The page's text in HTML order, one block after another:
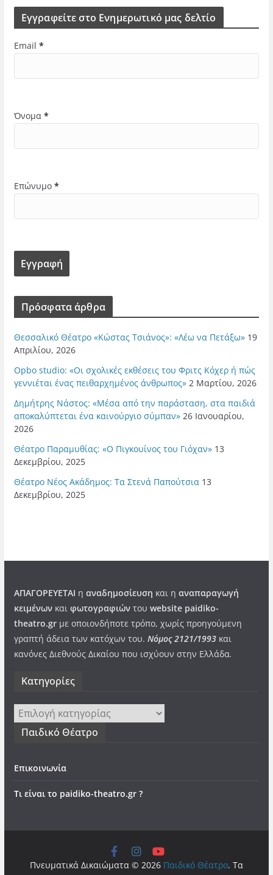
Εγγραφείτε στο Ενημερωτικό μας δελτίο
Email *
Όνομα *
Επώνυμο *
Πρόσφατα άρθρα
Θεσσαλικό Θέατρο «Κώστας Τσιάνος»: «Λέω να Πετάξω» 19
Απριλίου, 2026
Opbo studio: «Οι σχολικές εκθέσεις του Φριτς Κόχερ ή πώς
γεννιέται ένας πειθαρχημένος άνθρωπος» 2 Μαρτίου, 2026
Δημήτρης Νάστος: «Μέσα από την παράσταση, στα παιδιά
αποκαλύπτεται ένα καινούργιο σύμπαν» 26 Ιανουαρίου,
2026
Θέατρο Παραμυθίας: «Ο Πιγκουίνος του Γιόχαν» 13
Δεκεμβρίου, 2025
Θέατρο Νέος Ακάδημος: Τα Στενά Παπούτσια 13
Δεκεμβρίου, 2025
ΑΠΑΓΟΡΕΥΕΤΑΙ η αναδημοσίευση και η αναπαραγωγή
κειμένωνκαι φωτογραφιώντου website paidiko-
theatro.grμε οποιονδήποτε τρόπο, χωρίς προηγούμενη
γραπτή άδεια των κατόχων του. Νόμος 2121/1993και
κανόνες Διεθνούς Δικαίου που ισχύουν στην Ελλάδα.
Kατηγορίες
Kατηγορίες
Παιδικό Θέατρο
Επικοινωνία
Τι είναι το paidiko-theatro.gr ?
Πνευματικά Δικαιώματα © 2026 Παιδικό Θέατρο. Τα